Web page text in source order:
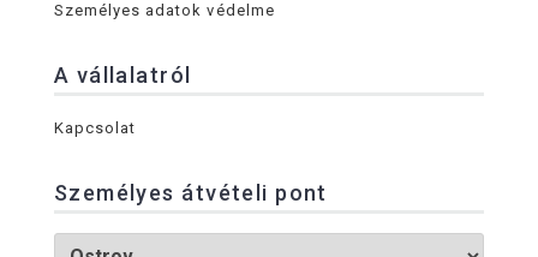
Személyes adatok védelme
A vállalatról
Kapcsolat
Személyes átvételi pont